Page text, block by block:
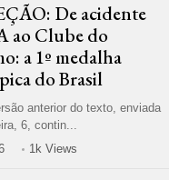
De acidente
ao Clube do
a 1º medalha
do Brasil
anterior do texto, enviada
6, contin...
1k Views